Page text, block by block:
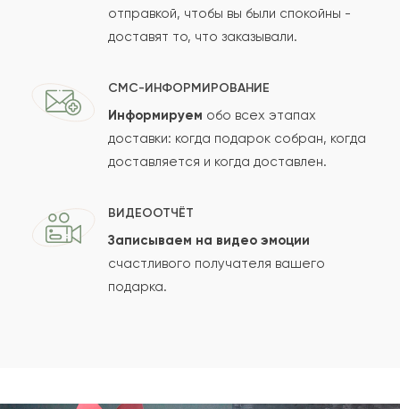
отправкой, чтобы вы были спокойны -
доставят то, что заказывали.
СМС-ИНФОРМИРОВАНИЕ
Информируем обо всех этапах
доставки: когда подарок собран, когда
доставляется и когда доставлен.
ВИДЕООТЧЁТ
Записываем на видео эмоции
счастливого получателя вашего
подарка.